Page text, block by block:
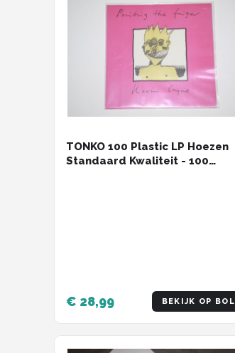
TONKO 100 Plastic LP Hoezen
Standaard Kwaliteit - 100
€ 28,99 BEKIJK OP BOL